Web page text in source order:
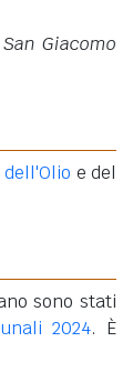
Giacomo
e del
sono stati
2024. È